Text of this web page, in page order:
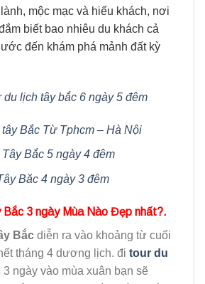
mộc mạc và hiếu khách, nơi
biết bao nhiêu du khách cả
đến khám phá mảnh đất kỳ
du lịch tây bắc 6 ngày 5 đêm
Bắc Từ Tphcm – Hà Nội
Bắc 5 ngày 4 đêm
Băc 4 ngày 3 đêm
Bắc 3 ngày Mùa Nào Đẹp nhất?.
Bắcdiễn ra vào khoảng từ cuối
tháng 4 dương lịch. đi tour du
3 ngày vào mùa xuân bạn sẽ